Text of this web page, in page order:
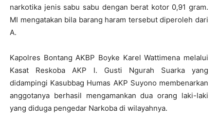
narkotika jenis sabu sabu dengan berat kotor 0,91 gram.
MI mengatakan bila barang haram tersebut diperoleh dari
A.
Kapolres Bontang AKBP Boyke Karel Wattimena melalui
Kasat Reskoba AKP I. Gusti Ngurah Suarka yang
didampingi Kasubbag Humas AKP Suyono membenarkan
anggotanya berhasil mengamankan dua orang laki-laki
yang diduga pengedar Narkoba di wilayahnya.